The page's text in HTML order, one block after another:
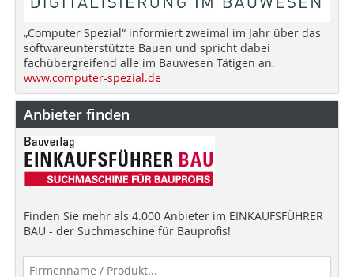
„Computer Spezial“ informiert zweimal im Jahr über das
softwareunterstützte Bauen und spricht dabei
fachübergreifend alle im Bauwesen Tätigen an.
www.computer-spezial.de
Anbieter finden
Finden Sie mehr als 4.000 Anbieter im EINKAUFSFÜHRER
BAU - der Suchmaschine für Bauprofis!